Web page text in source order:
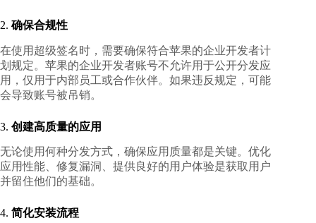
2. 确保合规性
在使用超级签名时，需要确保符合苹果的企业开发者计
划规定。苹果的企业开发者账号不允许用于公开分发应
用，仅用于内部员工或合作伙伴。如果违反规定，可能
会导致账号被吊销。
3. 创建高质量的应用
无论使用何种分发方式，确保应用质量都是关键。优化
应用性能、修复漏洞、提供良好的用户体验是获取用户
并留住他们的基础。
4. 简化安装流程